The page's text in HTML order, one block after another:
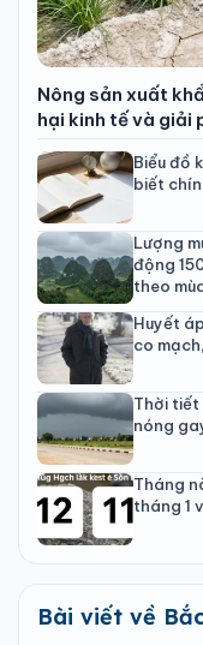
Nông sản xuất
hại kinh tế và giải
Biểu đồ
biết
Lượng
động
theo
Huyết
co
Thời tiết
nóng
Tháng
tháng 1
Bài viết về